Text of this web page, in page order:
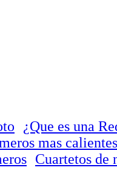
¿Que es una
mas calientes
Cuartetos de